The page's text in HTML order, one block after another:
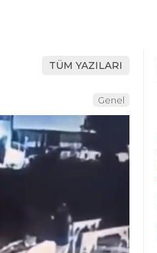
TÜM YAZILARI
Genel